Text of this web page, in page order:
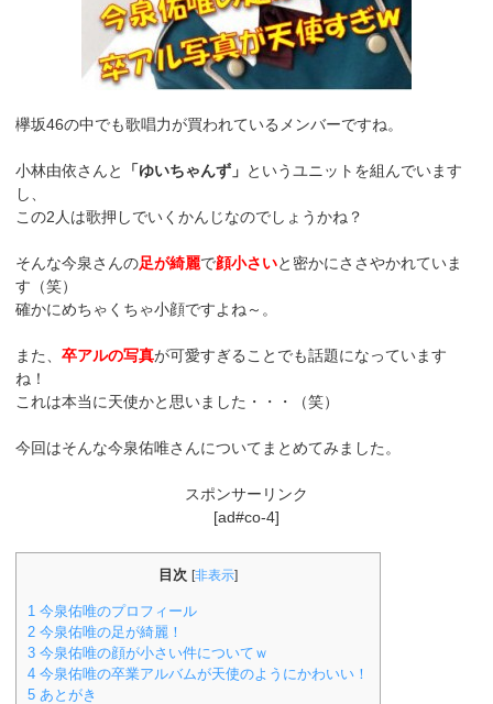
欅坂46の中でも歌唱力が買われているメンバーですね。
小林由依さんと 「ゆいちゃんず」 というユニットを組んでいます
し、
この2人は歌押しでいくかんじなのでしょうかね？
そんな今泉さんの足が綺麗で顔小さいと密かにささやかれていま
す（笑）
確かにめちゃくちゃ小顔ですよね～。
また、卒アルの写真が可愛すぎることでも話題になっています
ね！
これは本当に天使かと思いました・・・（笑）
今回はそんな今泉佑唯さんについてまとめてみました。
スポンサーリンク
[ad#co-4]
目次 [非表示]
1 今泉佑唯のプロフィール
2 今泉佑唯の足が綺麗！
3 今泉佑唯の顔が小さい件についてｗ
4 今泉佑唯の卒業アルバムが天使のようにかわいい！
5 あとがき